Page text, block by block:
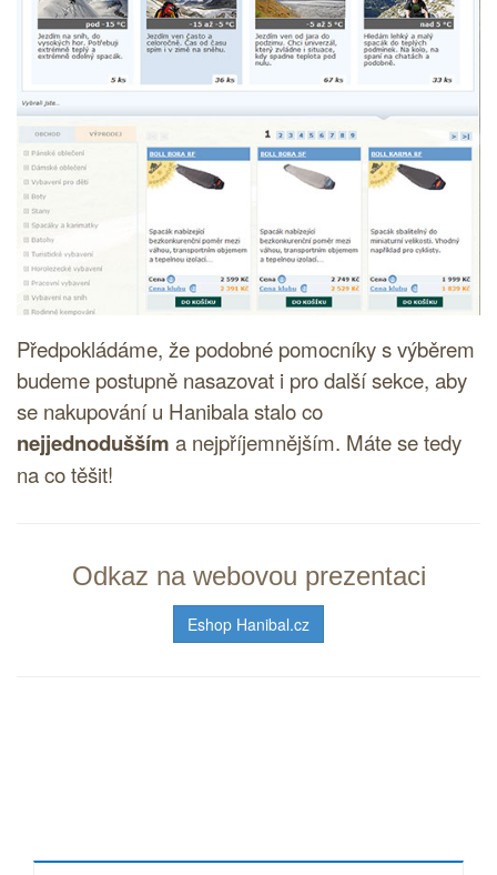
Předpokládáme, že podobné pomocníky s výběrem
budeme postupně nasazovat i pro další sekce, aby
se nakupování u Hanibala stalo co
nejjednodušším a nejpříjemnějším. Máte se tedy
na co těšit!
Odkaz na webovou prezentaci
Eshop Hanibal.cz